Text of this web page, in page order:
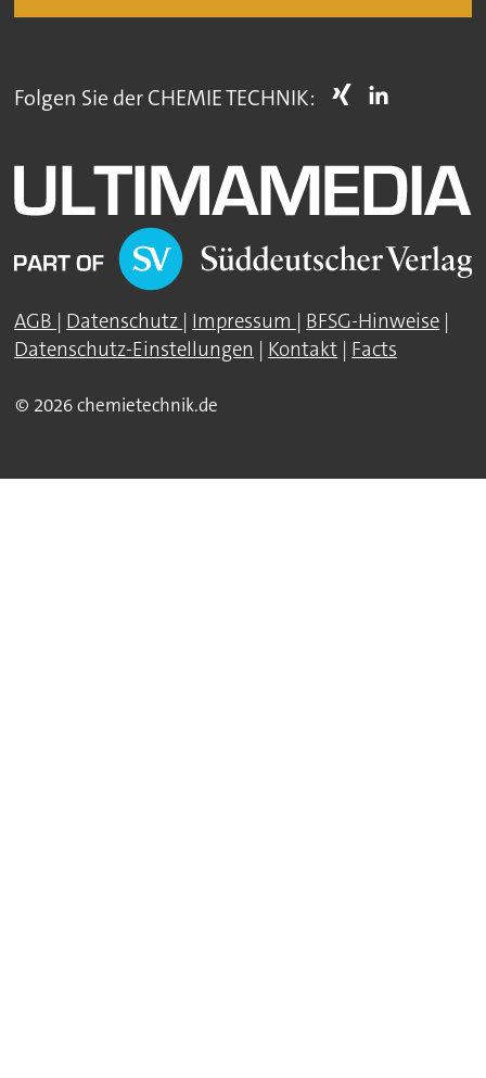
Folgen Sie der CHEMIE TECHNIK:
AGB | Datenschutz | Impressum | BFSG-Hinweise |
Datenschutz-Einstellungen | Kontakt | Facts
© 2026 chemietechnik.de